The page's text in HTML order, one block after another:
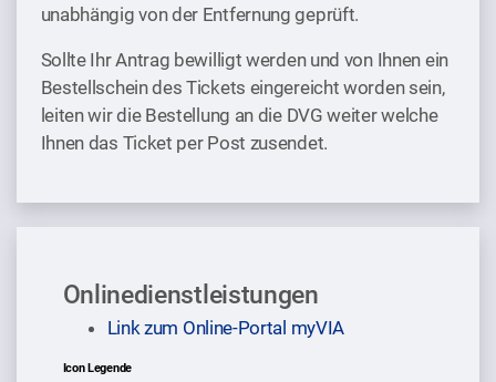
unabhängig von der Entfernung geprüft.
Sollte Ihr Antrag bewilligt werden und von Ihnen ein
Bestellschein des Tickets eingereicht worden sein,
leiten wir die Bestellung an die DVG weiter welche
Ihnen das Ticket per Post zusendet.
Onlinedienstleistungen
Sprung zur Icon Legende.
Link zum Online-Portal myVIA
Icon Legende